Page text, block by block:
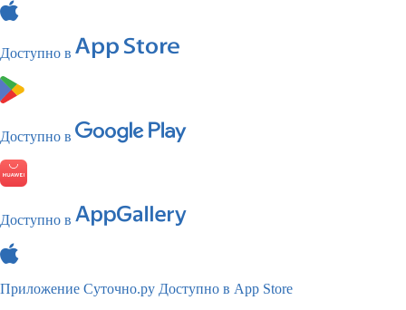
Доступно в
Доступно в
Доступно в
Приложение Суточно.ру Доступно в App Store